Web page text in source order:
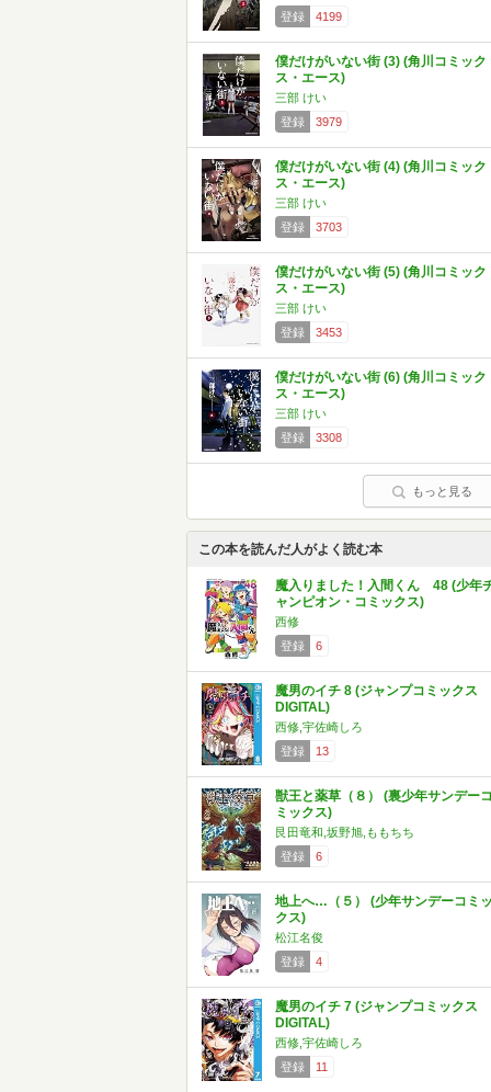
登録
4199
僕だけがいない街 (3) (角川コミック
ス・エース)
三部 けい
登録
3979
僕だけがいない街 (4) (角川コミック
ス・エース)
三部 けい
登録
3703
僕だけがいない街 (5) (角川コミック
ス・エース)
三部 けい
登録
3453
僕だけがいない街 (6) (角川コミック
ス・エース)
三部 けい
登録
3308
もっと見る
この本を読んだ人がよく読む本
魔入りました！入間くん 48 (少年
ャンピオン・コミックス)
西修
登録
6
魔男のイチ 8 (ジャンプコミックス
DIGITAL)
西修,宇佐崎しろ
登録
13
獣王と薬草（８） (裏少年サンデー
ミックス)
艮田竜和,坂野旭,ももちち
登録
6
地上へ…（５） (少年サンデーコミ
クス)
松江名俊
登録
4
魔男のイチ 7 (ジャンプコミックス
DIGITAL)
西修,宇佐崎しろ
登録
11